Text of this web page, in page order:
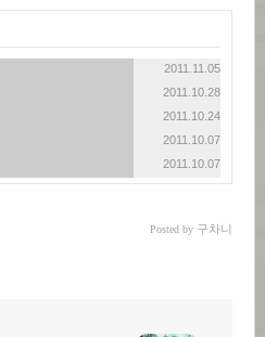
2011.11.05
2011.10.28
2011.10.24
2011.10.07
2011.10.07
Posted by 구차니